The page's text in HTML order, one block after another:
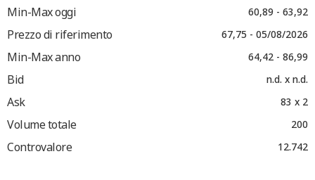
Min-Max oggi 60,89 - 63,92
Prezzo di riferimento 67,75 - 05/08/2026
Min-Max anno 64,42 - 86,99
Bid n.d. x n.d.
Ask 83 x 2
Volume totale 200
Controvalore 12.742